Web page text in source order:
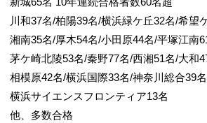
川和37名/柏陽39名/横浜緑ケ丘32名/希望
湘南35名/厚木54名/小田原44名/平塚江南
茅ケ崎北陵53名/秦野77名/西湘51名/大和
相模原42名/横浜国際33名/神奈川総合39名
横浜サイエンスフロンティア13名
他、多数合格